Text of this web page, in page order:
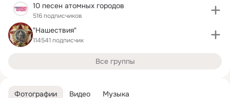
Фотографии Видео Музыка
10 песен атомных городов
516 подписчиков
"Нашествия"
114541 подписчик
Все группы